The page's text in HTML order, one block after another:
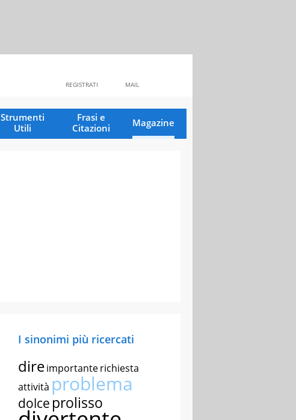
MAIL
REGISTRATI
Strumenti
Utili
Frasi e
Citazioni
Magazine
I sinonimi più ricercati
direimportanterichiesta
attività problema
dolce prolisso